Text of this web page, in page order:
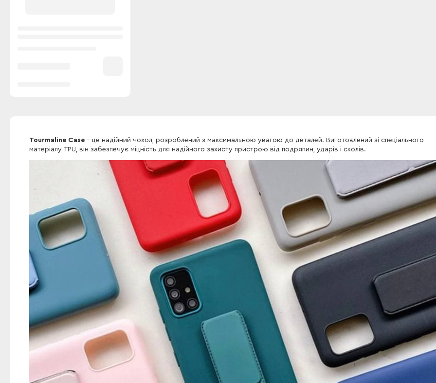
Tourmaline Case - це надійний чохол, розроблений з максимальною увагою до деталей. Виготовлений зі спеціального
матеріалу TPU, він забезпечує міцність для надійного захисту пристрою від подряпин, ударів і сколів.